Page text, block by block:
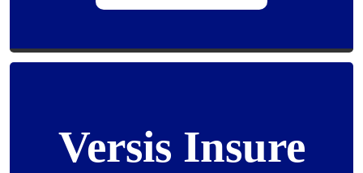
Versis Insure
Versis Insure